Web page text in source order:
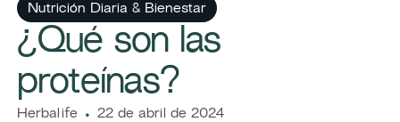
Nutrición Diaria & Bienestar
​​¿Qué son las
proteínas?
Herbalife 22 de abril de 2024